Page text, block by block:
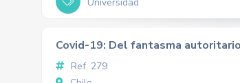
Covid-19: Del fantasma
Ref. 279